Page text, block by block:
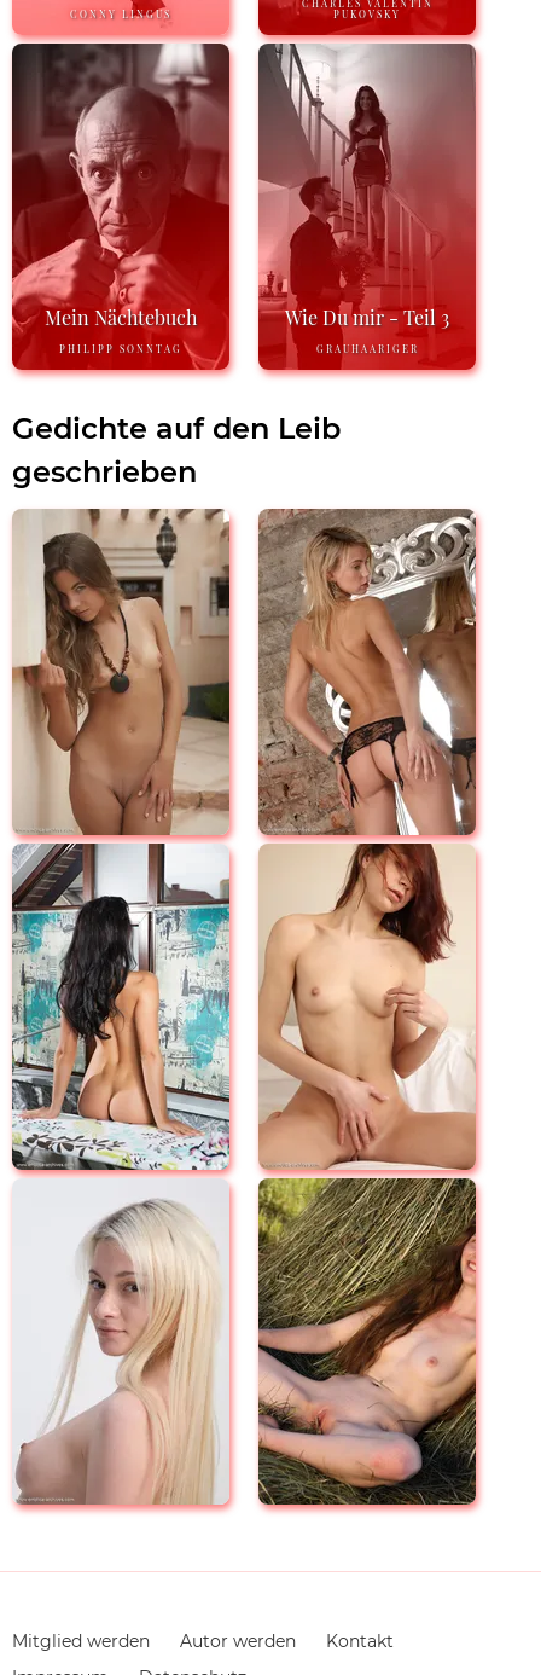
CONNY LINGUS
CHARLES VALENTIN
PUKOVSKY
Mein Nächtebuch
PHILIPP SONNTAG
Wie Du mir - Teil 3
GRAUHAARIGER
Gedichte auf den Leib
geschrieben
Navigation
Mitglied werden Autor werden
Kontakt